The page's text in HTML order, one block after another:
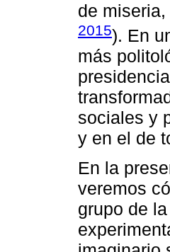
de
2015). En
más
sociales y
y en el de
En la
veremos
grupo de